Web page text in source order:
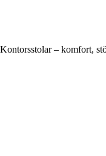
Kontorsstolar – komfort,